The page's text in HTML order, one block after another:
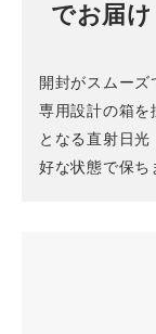
でお届
開封がスムー
専用設計の箱を
となる直射日
好な状態で保ち